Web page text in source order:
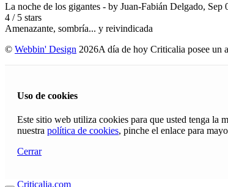
La noche de los gigantes - by Juan-Fabián Delgado, Sep
4 / 5 stars
Amenazante, sombría... y reivindicada
© Webbin' Design 2026A día de hoy Criticalia posee un
Uso de cookies
Este sitio web utiliza cookies para que usted tenga la
nuestra política de cookies, pinche el enlace para
Cerrar
Criticalia.com